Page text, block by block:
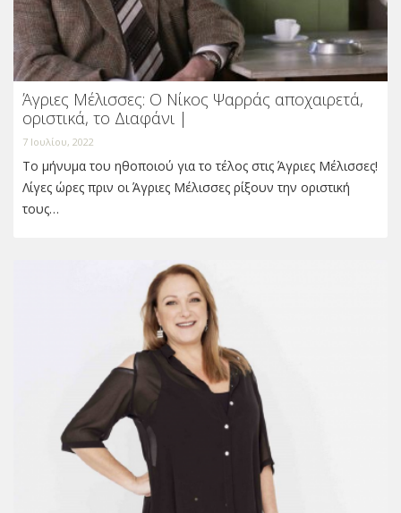
Άγριες Μέλισσες: Ο Νίκος Ψαρράς αποχαιρετά,
οριστικά, το Διαφάνι |
7 Ιουλίου, 2022
Το μήνυμα του ηθοποιού για το τέλος στις Άγριες Μέλισσες!
Λίγες ώρες πριν οι Άγριες Μέλισσες ρίξουν την οριστική
τους…